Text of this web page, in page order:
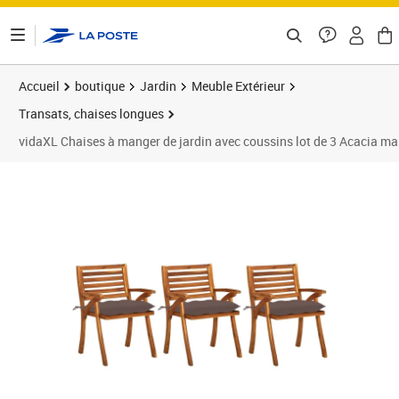
Accueil boutique Jardin
Meuble Extérieur
Transats, chaises longues
vidaXL Chaises à manger de jardin avec coussins lot de 3 Acacia